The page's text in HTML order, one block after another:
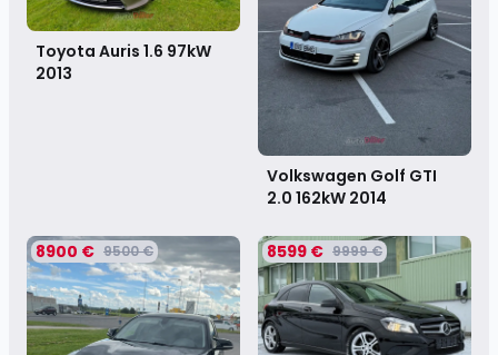
Toyota Auris 1.6 97kW
2013
Volkswagen Golf GTI
2.0 162kW 2014
8900 € 9500 € 8599 € 9999 €